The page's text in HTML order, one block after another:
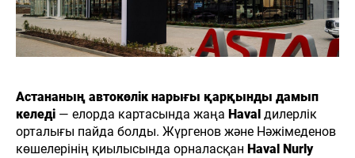
Астананың автокөлік нарығы қарқынды дамып
келеді — елорда картасында жаңа Haval дилерлік
орталығы пайда болды. Жүргенов және Нәжімеденов
көшелерінің қиылысында орналасқан Haval Nurly